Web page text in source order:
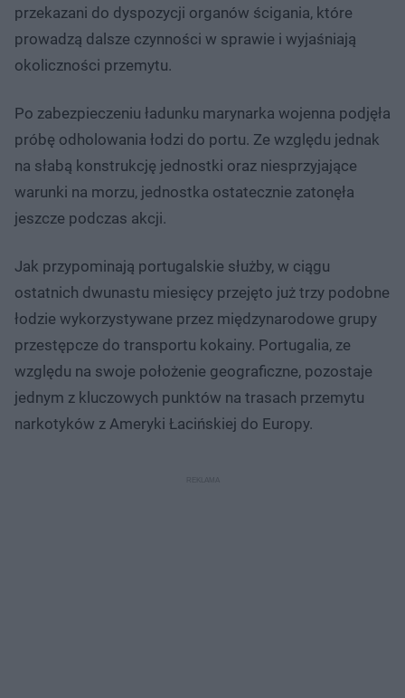
przekazani do dyspozycji organów ścigania, które
prowadzą dalsze czynności w sprawie i wyjaśniają
okoliczności przemytu.
Po zabezpieczeniu ładunku marynarka wojenna podjęła
próbę odholowania łodzi do portu. Ze względu jednak
na słabą konstrukcję jednostki oraz niesprzyjające
warunki na morzu, jednostka ostatecznie zatonęła
jeszcze podczas akcji.
Jak przypominają portugalskie służby, w ciągu
ostatnich dwunastu miesięcy przejęto już trzy podobne
łodzie wykorzystywane przez międzynarodowe grupy
przestępcze do transportu kokainy. Portugalia, ze
względu na swoje położenie geograficzne, pozostaje
jednym z kluczowych punktów na trasach przemytu
narkotyków z Ameryki Łacińskiej do Europy.